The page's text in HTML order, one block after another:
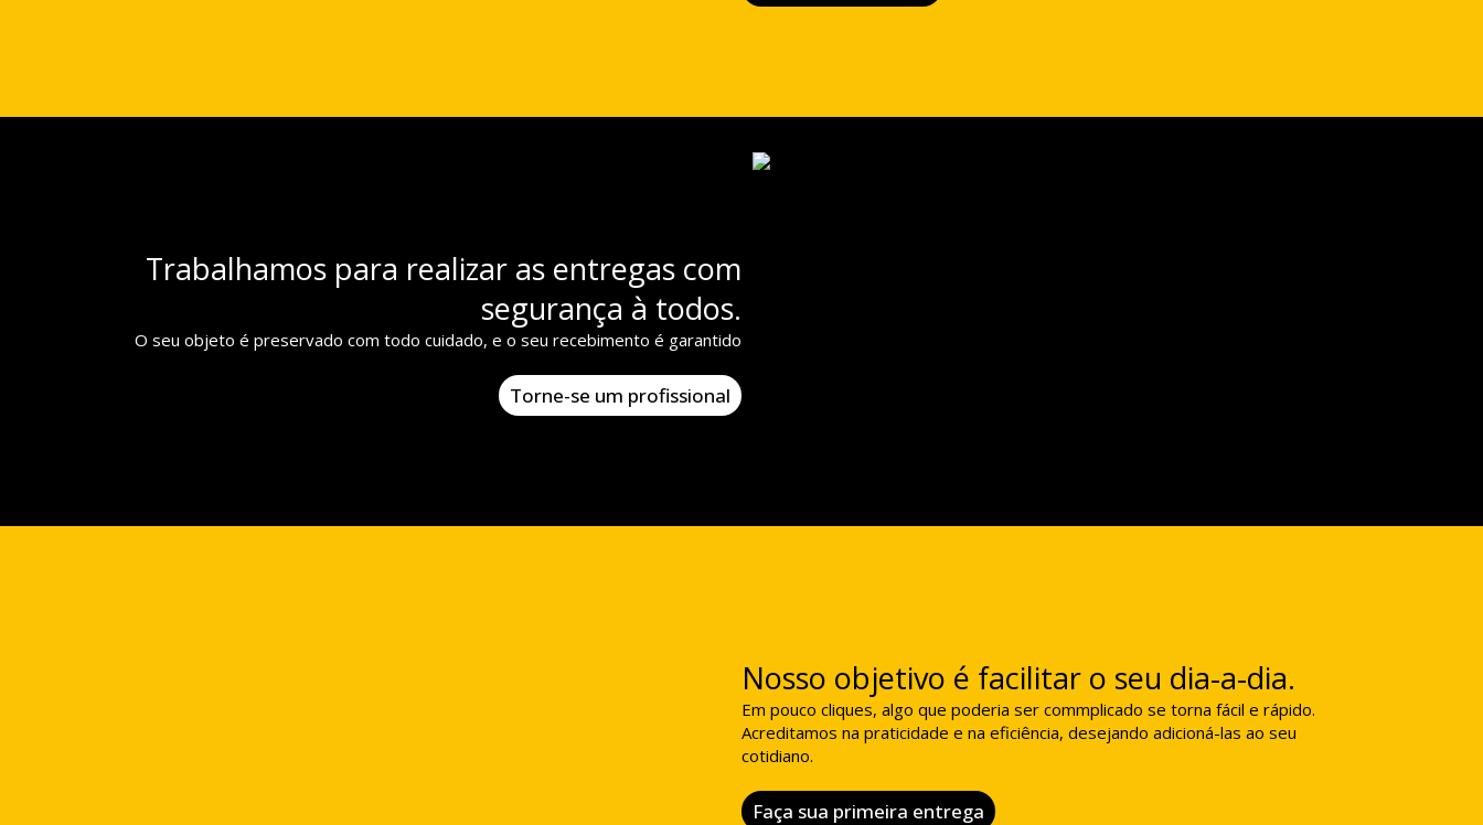
Trabalhamos para realizar as entregas com
segurança à todos.
O seu objeto é preservado com todo cuidado, e o seu recebimento é garantido
Torne-se um profissional
Nosso objetivo é facilitar o seu dia-a-dia.
Em pouco cliques, algo que poderia ser commplicado se torna fácil e rápido.
Acreditamos na praticidade e na eficiência, desejando adicioná-las ao seu
cotidiano.
Faça sua primeira entrega